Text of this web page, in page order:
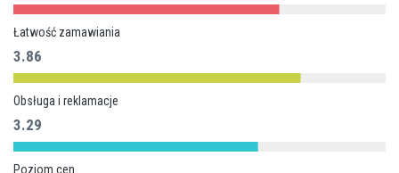
Łatwość zamawiania
3.86
Obsługa i reklamacje
3.29
Poziom cen